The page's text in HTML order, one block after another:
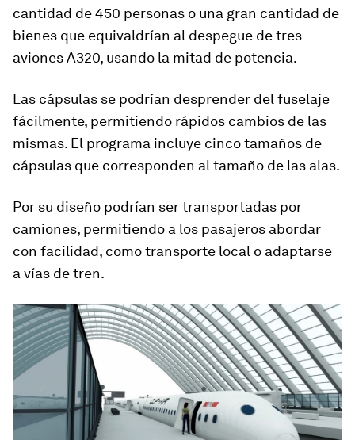
cantidad de 450 personas o una gran cantidad de
bienes que equivaldrían al despegue de tres
aviones A320, usando la mitad de potencia.
Las cápsulas se podrían desprender del fuselaje
fácilmente, permitiendo rápidos cambios de las
mismas. El programa incluye cinco tamaños de
cápsulas que corresponden al tamaño de las alas.
Por su diseño podrían ser transportadas por
camiones, permitiendo a los pasajeros abordar
con facilidad, como transporte local o adaptarse
a vías de tren.